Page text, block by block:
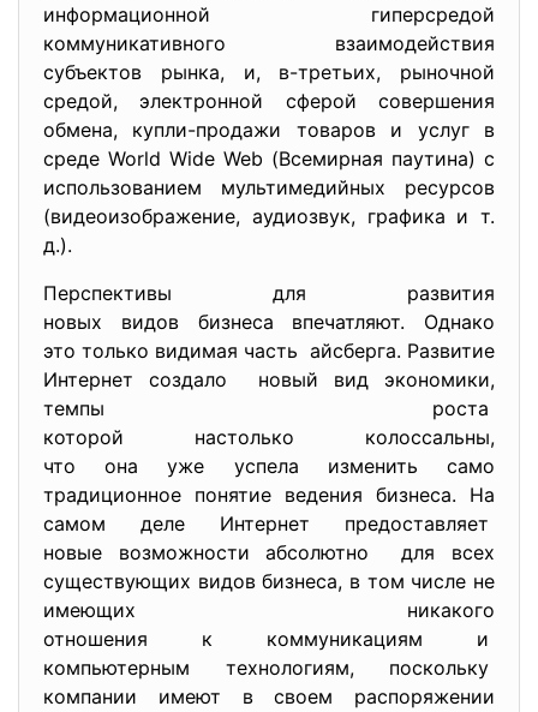
информационной гиперсредой
коммуникативного взаимодействия
субъектов рынка, и, в-третьих, рыночной
средой, электронной сферой совершения
обмена, купли-продажи товаров и услуг в
среде World Wide Web (Всемирная паутина) с
использованием мультимедийных ресурсов
(видеоизображение, аудиозвук, графика и т.
д.).
Перспективы для развития
новых видов бизнеса впечатляют. Однако
это только видимая часть айсберга. Развитие
Интернет создало новый вид экономики,
темпы роста
которой настолько колоссальны,
что она уже успела изменить само
традиционное понятие ведения бизнеса. На
самом деле Интернет предоставляет
новые возможности абсолютно для всех
существующих видов бизнеса, в том числе не
имеющих никакого
отношения к коммуникациям и
компьютерным технологиям, поскольку
компании имеют в своем распоряжении